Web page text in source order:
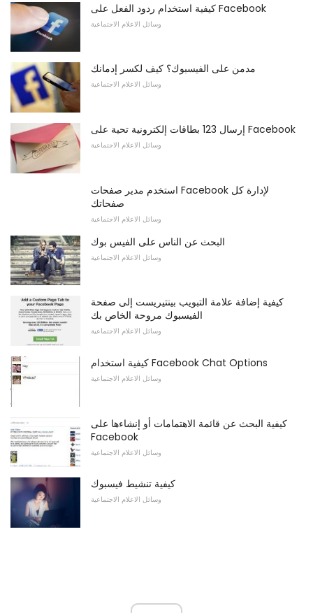
كيفية استخدام ردود الفعل على Facebook
وسائل الاعلام الاجتماعية
مدمن على الفيسبوك؟ كيف لكسر إدمانك
وسائل الاعلام الاجتماعية
إرسال 123 بطاقات إلكترونية تحية على Facebook
وسائل الاعلام الاجتماعية
استخدم مدير صفحات Facebook لإدارة كل
صفحاتك
وسائل الاعلام الاجتماعية
البحث عن الناس على الفيس بوك
وسائل الاعلام الاجتماعية
كيفية إضافة علامة التبويب بينتيريست إلى صفحة
الفيسبوك مروحة الخاص بك
وسائل الاعلام الاجتماعية
كيفية استخدام Facebook Chat Options
وسائل الاعلام الاجتماعية
كيفية البحث عن قائمة الاهتمامات أو إنشاءها على
Facebook
وسائل الاعلام الاجتماعية
كيفية تنشيط فيسبوك
وسائل الاعلام الاجتماعية